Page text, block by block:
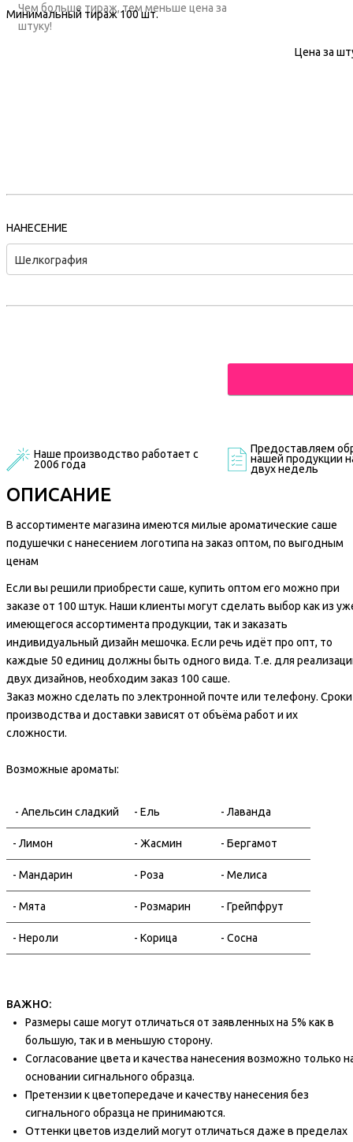
Чем больше тираж, тем меньше цена за
штуку!
Минимальный тираж100шт.
Цена за
НАНЕСЕНИЕ
Шелкография
Наше производство работает с
2006 года
Предоставляем
нашей продукции
двух недель
ОПИСАНИЕ
В ассортименте магазина имеются милые ароматические саше
подушечки с нанесением логотипа на заказ оптом, по выгодным
ценам
Если вы решили приобрести саше, купить оптом его можно при
заказе от 100 штук. Наши клиенты могут сделать выбор как из
имеющегося ассортимента продукции, так и заказать
индивидуальный дизайн мешочка. Если речь идёт про опт, то
каждые 50 единиц должны быть одного вида. Т.е. для
двух дизайнов, необходим заказ 100 саше.
Заказ можно сделать по электронной почте или телефону. Сроки
производства и доставки зависят от объёма работ и их
сложности.
Возможные ароматы:
- Апельсин сладкий - Ель - Лаванда
- Лимон - Жасмин - Бергамот
- Мандарин - Роза - Мелиса
- Мята - Розмарин - Грейпфрут
- Нероли - Корица - Сосна
ВАЖНО:
Размеры саше могут отличаться от заявленных на 5% как в
большую, так и в меньшую сторону.
Согласование цвета и качества нанесения возможно только
основании сигнального образца.
Претензии к цветопередаче и качеству нанесения без
сигнального образца не принимаются.
Оттенки цветов изделий могут отличаться даже в пределах